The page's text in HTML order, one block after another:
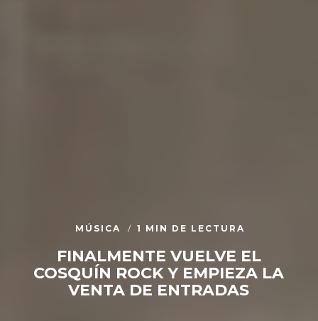
MÚSICA 1 MIN DE LECTURA
FINALMENTE VUELVE EL
COSQUÍN ROCK Y EMPIEZA LA
VENTA DE ENTRADAS